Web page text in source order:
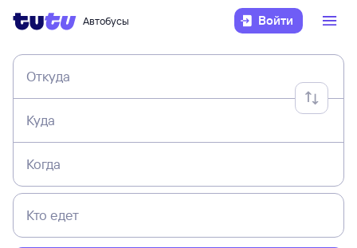
Автобусы Войти
Откуда
Куда
Когда
Кто едет